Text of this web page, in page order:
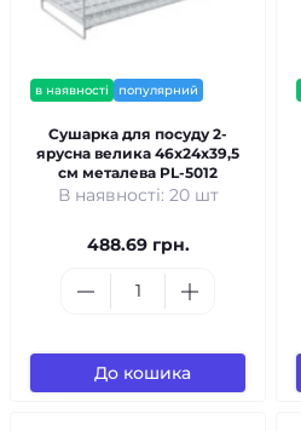
в наявності популярний
Сушарка для посуду 2-
ярусна велика 46x24x39,5
см металева PL-5012
В наявності: 20 шт
488.69 грн.
До кошика